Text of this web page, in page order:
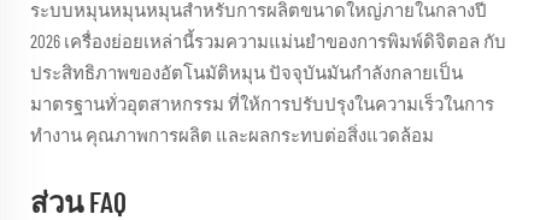
ระบบหมุนหมุนหมุนสําหรับการผลิตขนาดใหญ่ภายในกลางปี
2026 เครื่องย่อยเหล่านี้รวมความแม่นยําของการพิมพ์ดิจิตอล กับ
ประสิทธิภาพของอัตโนมัติหมุน ปัจจุบันมันกําลังกลายเป็น
มาตรฐานทั่วอุตสาหกรรม ที่ให้การปรับปรุงในความเร็วในการ
ทํางาน คุณภาพการผลิต และผลกระทบต่อสิ่งแวดล้อม
ส่วน FAQ